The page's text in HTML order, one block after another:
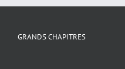
GRANDS CHAPITRES